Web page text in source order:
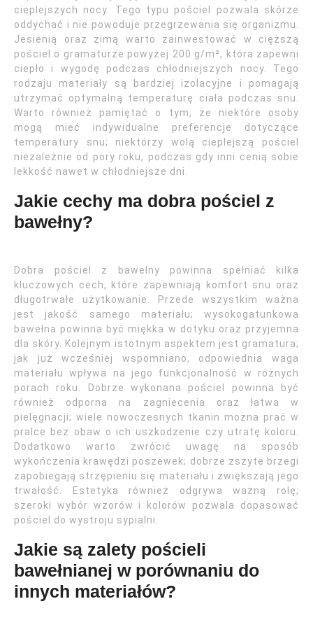
cieplejszych nocy. Tego typu pościel pozwala skórze
oddychać i nie powoduje przegrzewania się organizmu.
Jesienią oraz zimą warto zainwestować w cięższą
pościel o gramaturze powyżej 200 g/m², która zapewni
ciepło i wygodę podczas chłodniejszych nocy. Tego
rodzaju materiały są bardziej izolacyjne i pomagają
utrzymać optymalną temperaturę ciała podczas snu.
Warto również pamiętać o tym, że niektóre osoby
mogą mieć indywidualne preferencje dotyczące
temperatury snu; niektórzy wolą cieplejszą pościel
niezależnie od pory roku, podczas gdy inni cenią sobie
lekkość nawet w chłodniejsze dni.
Jakie cechy ma dobra pościel z
bawełny?
Dobra pościel z bawełny powinna spełniać kilka
kluczowych cech, które zapewniają komfort snu oraz
długotrwałe użytkowanie. Przede wszystkim ważna
jest jakość samego materiału; wysokogatunkowa
bawełna powinna być miękka w dotyku oraz przyjemna
dla skóry. Kolejnym istotnym aspektem jest gramatura;
jak już wcześniej wspomniano, odpowiednia waga
materiału wpływa na jego funkcjonalność w różnych
porach roku. Dobrze wykonana pościel powinna być
również odporna na zagniecenia oraz łatwa w
pielęgnacji; wiele nowoczesnych tkanin można prać w
pralce bez obaw o ich uszkodzenie czy utratę koloru.
Dodatkowo warto zwrócić uwagę na sposób
wykończenia krawędzi poszewek; dobrze zszyte brzegi
zapobiegają strzępieniu się materiału i zwiększają jego
trwałość. Estetyka również odgrywa ważną rolę;
szeroki wybór wzorów i kolorów pozwala dopasować
pościel do wystroju sypialni.
Jakie są zalety pościeli
bawełnianej w porównaniu do
innych materiałów?